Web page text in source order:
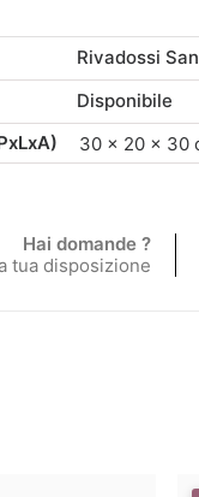
Rivadossi
Disponibile
30 × 20 × 30
Hai domande ?
tua disposizione